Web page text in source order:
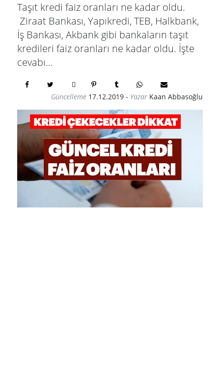
Taşıt kredi faiz oranları ne kadar oldu.
Ziraat Bankası, Yapıkredi, TEB, Halkbank,
İş Bankası, Akbank gibi bankaların taşıt
kredileri faiz oranları ne kadar oldu. İşte
cevabı...
Güncelleme 17.12.2019 - Yazar Kaan Abbasoğlu